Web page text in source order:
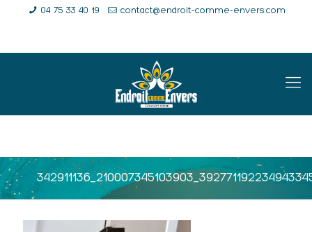
04 75 33 40 19 contact@endroit-comme-envers.com